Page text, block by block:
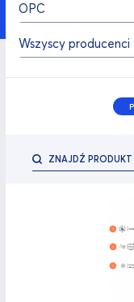
OPC
Wszyscy producenci